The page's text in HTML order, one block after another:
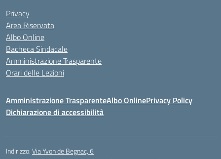
Privacy
Area Riservata
Albo Online
Bacheca Sindacale
Amministrazione Trasparente
Orari delle Lezioni
Amministrazione TrasparenteAlbo OnlinePrivacy Policy
Dichiarazione di accessibilità
Indirizzo:Via Yvon de Begnac, 6